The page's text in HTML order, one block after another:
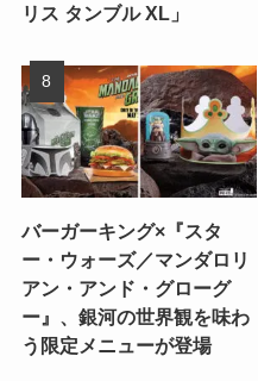
リス タンブル XL」
バーガーキング×『スタ
ー・ウォーズ／マンダロリ
アン・アンド・グローグ
ー』、銀河の世界観を味わ
う限定メニューが登場